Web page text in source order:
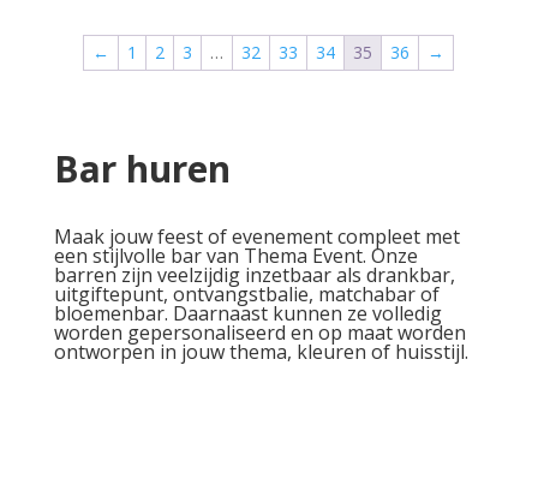
← 1 2 3 … 32 33 34 35 36 →
Bar huren
Maak jouw feest of evenement compleet met
een stijlvolle bar van Thema Event. Onze
barren zijn veelzijdig inzetbaar als drankbar,
uitgiftepunt, ontvangstbalie, matchabar of
bloemenbar. Daarnaast kunnen ze volledig
worden gepersonaliseerd en op maat worden
ontworpen in jouw thema, kleuren of huisstijl.